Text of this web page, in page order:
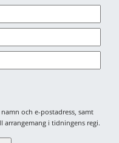
och e-postadress, samt
i tidningens regi.